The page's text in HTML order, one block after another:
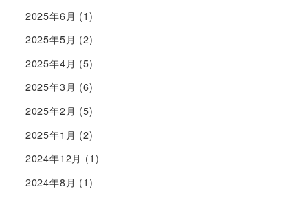
2025年6月 (1)
2025年5月 (2)
2025年4月 (5)
2025年3月 (6)
2025年2月 (5)
2025年1月 (2)
2024年12月 (1)
2024年8月 (1)